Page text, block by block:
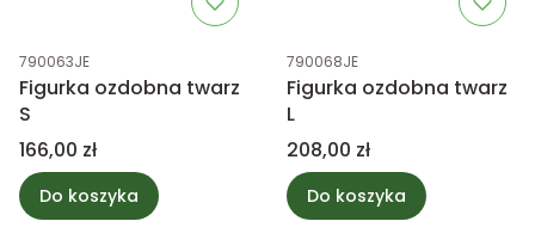
Kod produktu
790063JE
Figurka ozdobna twarz
S
Cena
166,00 zł
Do koszyka
Kod produktu
790068JE
Figurka ozdobna twarz
L
Cena
208,00 zł
Do koszyka